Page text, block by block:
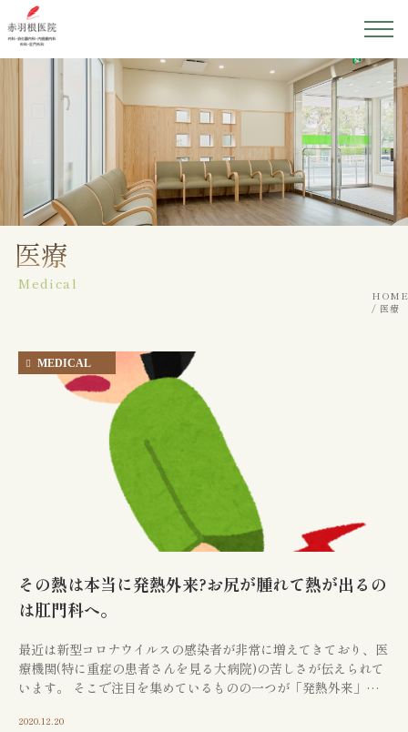
ホーム
院長紹介
初めての方へ
診療案内
CONTACT
お問い合わせ
江東区で胃腸や肛門でお
悩みの方は
お気軽にご相談下さい
胃やお尻の不調は、早期の検査・治療が大切
医療
Medical
HOME
医療
MEDICAL
その熱は本当に発熱外来?お尻が腫れて熱が出るの
は肛門科へ。
最近は新型コロナウイルスの感染者が非常に増えてきており、医
療機関(特に重症の患者さんを見る大病院)の苦しさが伝えられて
います。 そこで注目を集めているものの一つが「発熱外来」と
2020.12.20